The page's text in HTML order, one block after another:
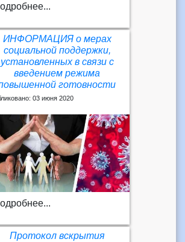
ИНФОРМАЦИЯ о мерах
социальной поддержки,
установленных в связи с
введением режима
готовности
03 июня 2020
Протокол вскрытия